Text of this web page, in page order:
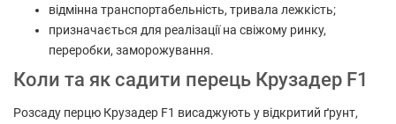
відмінна транспортабельність, тривала лежкість;
призначається для реалізації на свіжому ринку,
переробки, заморожування.
Коли та як садити перець Крузадер F1
Розсаду перцю Крузадер F1 висаджують у відкритий ґрунт,